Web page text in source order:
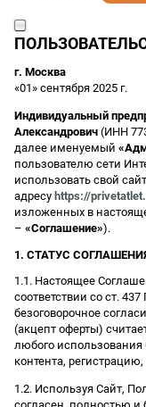
г. Москва
«01» сентября 2025 г.
Индивидуальный
Александрович (ИНН
далее именуемый
пользователю сети
использовать свой
адресу https://
изложенных в
– «Соглашение»).
1. СТАТУС
1.1. Настоящее
соответствии со ст.
безоговорочное
(акцепт оферты)
любого
контента,
1.2. Используя Сайт,